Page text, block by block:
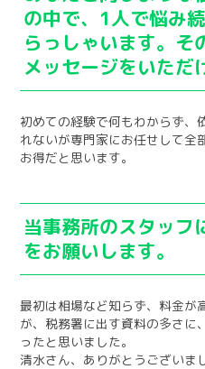
の中で、1人で悩み
らっしゃいます。そ
メッセージをいただ
初めての経験で何もわからず、
れないが専門家にお任せして全
お得だと思います。
当事務所のスタッフ
をお願いします。
最初は相場など知らず、料金が
が、税務署に出す資料の多さに
ったと思いました。
清水さん、ありがとうございま